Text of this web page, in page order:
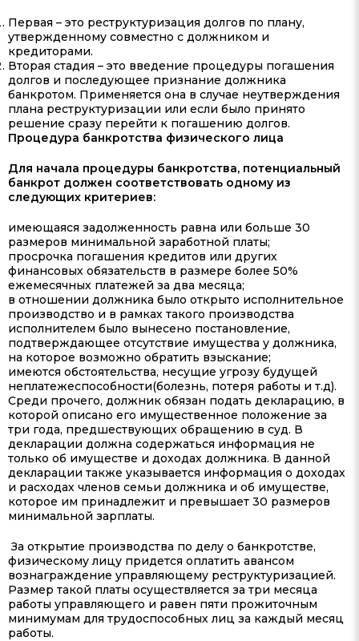
Первая – это реструктуризация долгов по плану,
утвержденному совместно с должником и
кредиторами.
Вторая стадия – это введение процедуры погашения
долгов и последующее признание должника
банкротом. Применяется она в случае неутверждения
плана реструктуризации или если было принято
решение сразу перейти к погашению долгов.
Процедура банкротства физического лица
Для начала процедуры банкротства, потенциальный
банкрот должен соответствовать одному из
следующих критериев:
имеющаяся задолженность равна или больше 30
размеров минимальной заработной платы;
просрочка погашения кредитов или других
финансовых обязательств в размере более 50%
ежемесячных платежей за два месяца;
в отношении должника было открыто исполнительное
производство и в рамках такого производства
исполнителем было вынесено постановление,
подтверждающее отсутствие имущества у должника,
на которое возможно обратить взыскание;
имеются обстоятельства, несущие угрозу будущей
неплатежеспособности(болезнь, потеря работы и т.д).
Среди прочего, должник обязан подать декларацию, в
которой описано его имущественное положение за
три года, предшествующих обращению в суд. В
декларации должна содержаться информация не
только об имуществе и доходах должника. В данной
декларации также указывается информация о доходах
и расходах членов семьи должника и об имуществе,
которое им принадлежит и превышает 30 размеров
минимальной зарплаты.
За открытие производства по делу о банкротстве,
физическому лицу придется оплатить авансом
вознаграждение управляющему реструктуризацией.
Размер такой платы осуществляется за три месяца
работы управляющего и равен пяти прожиточным
минимумам для трудоспособных лиц за каждый месяц
работы.